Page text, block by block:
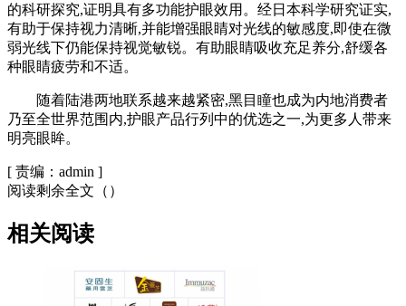
的科研探究,证明具有多功能护眼效用。经日本科学研究证实,
有助于保持视力清晰,并能增强眼睛对光线的敏感度,即使在微
弱光线下仍能保持视觉敏锐。有助眼睛吸收充足养分,舒缓各
种眼睛疲劳和不适。
随着陆港两地联系越来越紧密,黑目瞳也成为内地消费者
乃至全世界范围内,护眼产品行列中的优选之一,为更多人带来
明亮眼眸。
[ 责编：admin ]
阅读剩余全文（ ）
相关阅读